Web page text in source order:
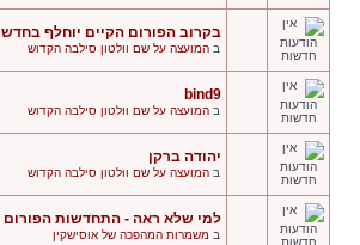
בקרוב הפורום הקיים יוחלף בחדש
ב המועצה על שם וולטון סילבה הקדוש
bind9
ב המועצה על שם וולטון סילבה הקדוש
יהודה ברקן
ב המועצה על שם וולטון סילבה הקדוש
למי שלא ראה - התחדשות הפורום
ב משמרות המהפכה של אוסישקין